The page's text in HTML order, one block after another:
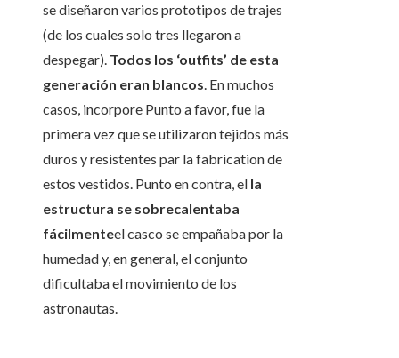
se diseñaron varios prototipos de trajes
(de los cuales solo tres llegaron a
despegar). Todos los ‘outfits’ de esta
generación eran blancos. En muchos
casos, incorpore Punto a favor, fue la
primera vez que se utilizaron tejidos más
duros y resistentes par la fabrication de
estos vestidos. Punto en contra, el la
estructura se sobrecalentaba
fácilmenteel casco se empañaba por la
humedad y, en general, el conjunto
dificultaba el movimiento de los
astronautas.